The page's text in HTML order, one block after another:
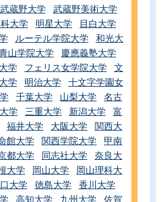
武蔵野大学
武蔵野美術大学
大学 明星大学
目白大学
ルーテル学院大学
和光大
山学院大学
慶應義塾大学
学 フェリス女学院大学
文
学 明治大学
十文字学園女
千葉大学 山梨大学
名古
学 三重大学 新潟大学
富
福井大学 大阪大学
関西大
館大学 関西学院大学
甲南
都大学 同志社大学
奈良大
大学 岡山大学
岡山理科大
大学 徳島大学
香川大学
高知大学 九州大学 佐賀